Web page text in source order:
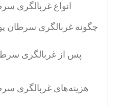
انواع غربالگری
چگونه غربالگری سرطان
پس از غربالگری
هزینه‌های غربالگری